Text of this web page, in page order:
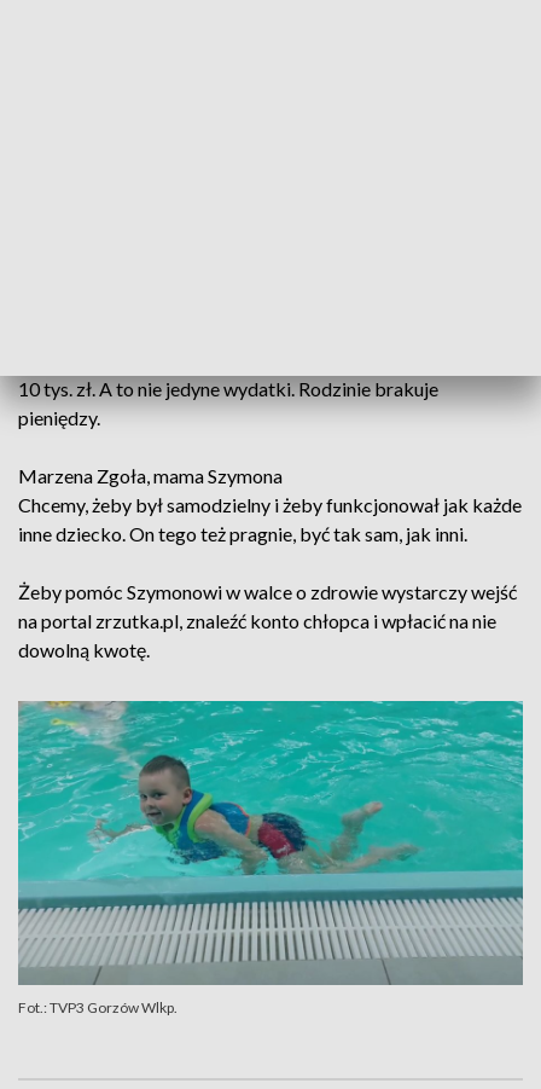
10 tys. zł. A to nie jedyne wydatki. Rodzinie brakuje
pieniędzy.
Marzena Zgoła, mama Szymona
Chcemy, żeby był samodzielny i żeby funkcjonował jak każde
inne dziecko. On tego też pragnie, być tak sam, jak inni.
Żeby pomóc Szymonowi w walce o zdrowie wystarczy wejść
na portal zrzutka.pl, znaleźć konto chłopca i wpłacić na nie
dowolną kwotę.
Fot.: TVP3 Gorzów Wlkp.